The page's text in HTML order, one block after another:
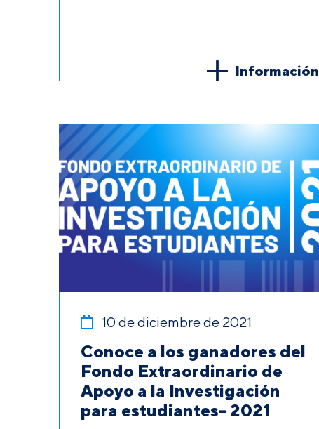
Información
10 de diciembre de 2021
Conoce a los ganadores del
Fondo Extraordinario de
Apoyo a la Investigación
para estudiantes- 2021